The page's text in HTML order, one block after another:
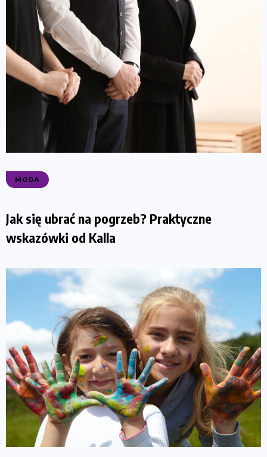
MODA
Jak się ubrać na pogrzeb? Praktyczne
wskazówki od Kalla